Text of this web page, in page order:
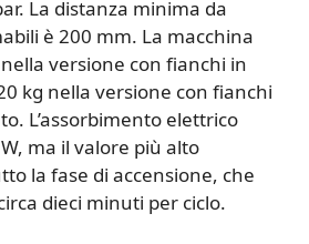
La distanza minima da
è 200 mm. La macchina
versione con fianchi in
kg nella versione con fianchi
L’assorbimento elettrico
ma il valore più alto
la fase di accensione, che
dieci minuti per ciclo.